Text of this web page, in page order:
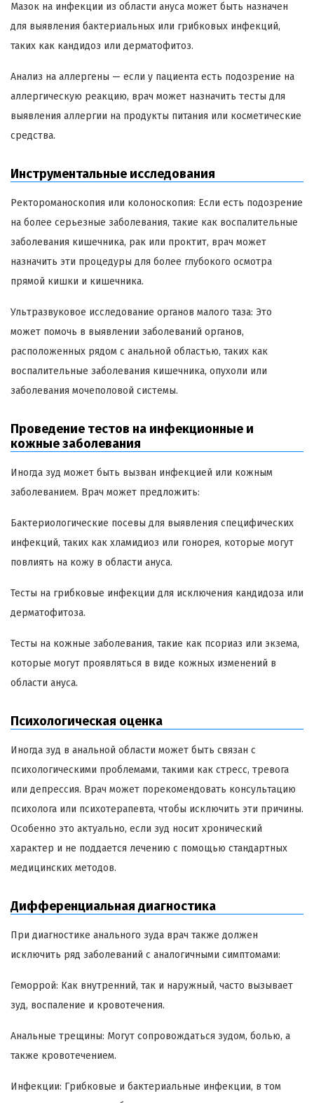
Мазок на инфекции из области ануса может быть назначен
для выявления бактериальных или грибковых инфекций,
таких как кандидоз или дерматофитоз.
Анализ на аллергены — если у пациента есть подозрение на
аллергическую реакцию, врач может назначить тесты для
выявления аллергии на продукты питания или косметические
средства.
Инструментальные исследования
Ректороманоскопия или колоноскопия: Если есть подозрение
на более серьезные заболевания, такие как воспалительные
заболевания кишечника, рак или проктит, врач может
назначить эти процедуры для более глубокого осмотра
прямой кишки и кишечника.
Ультразвуковое исследование органов малого таза: Это
может помочь в выявлении заболеваний органов,
расположенных рядом с анальной областью, таких как
воспалительные заболевания кишечника, опухоли или
заболевания мочеполовой системы.
Проведение тестов на инфекционные и
кожные заболевания
Иногда зуд может быть вызван инфекцией или кожным
заболеванием. Врач может предложить:
Бактериологические посевы для выявления специфических
инфекций, таких как хламидиоз или гонорея, которые могут
повлиять на кожу в области ануса.
Тесты на грибковые инфекции для исключения кандидоза или
дерматофитоза.
Тесты на кожные заболевания, такие как псориаз или экзема,
которые могут проявляться в виде кожных изменений в
области ануса.
Психологическая оценка
Иногда зуд в анальной области может быть связан с
психологическими проблемами, такими как стресс, тревога
или депрессия. Врач может порекомендовать консультацию
психолога или психотерапевта, чтобы исключить эти причины.
Особенно это актуально, если зуд носит хронический
характер и не поддается лечению с помощью стандартных
медицинских методов.
Дифференциальная диагностика
При диагностике анального зуда врач также должен
исключить ряд заболеваний с аналогичными симптомами:
Геморрой: Как внутренний, так и наружный, часто вызывает
зуд, воспаление и кровотечения.
Анальные трещины: Могут сопровождаться зудом, болью, а
также кровотечением.
Инфекции: Грибковые и бактериальные инфекции, в том